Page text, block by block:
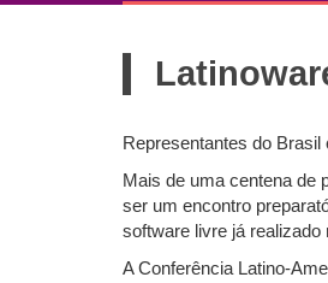
Representantes do
Mais de uma centena de
ser um encontro
software livre já realizado
A Conferência Latino-